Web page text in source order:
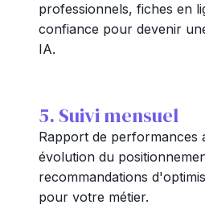
professionnels, fiches en
confiance pour devenir
IA.
5. Suivi mensuel
Rapport de performances
évolution du
recommandations
pour votre métier.